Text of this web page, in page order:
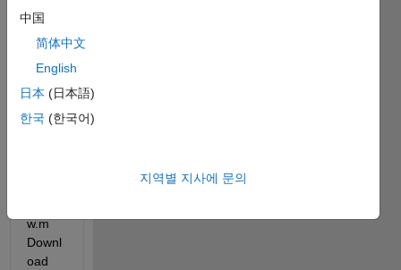
w.m
Downl
oad
中国
简体中文
English
日本 (日本語)
한국 (한국어)
지역별 지사에 문의